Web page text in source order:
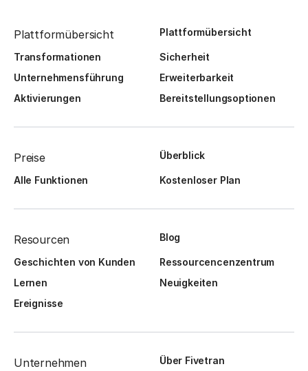
Plattformübersicht Plattformübersicht
Transformationen
Sicherheit
Unternehmensführung
Erweiterbarkeit
Aktivierungen
Bereitstellungsoptionen
Preise Überblick
Alle Funktionen Kostenloser Plan
Resourcen Blog
Geschichten von Kunden
Ressourcencenzentrum
Lernen
Neuigkeiten
Ereignisse
Unternehmen Über Fivetran